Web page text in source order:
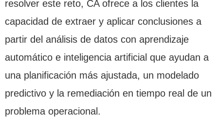
resolver este reto, CA ofrece a los clientes la
capacidad de extraer y aplicar conclusiones a
partir del análisis de datos con aprendizaje
automático e inteligencia artificial que ayudan a
una planificación más ajustada, un modelado
predictivo y la remediación en tiempo real de un
problema operacional.